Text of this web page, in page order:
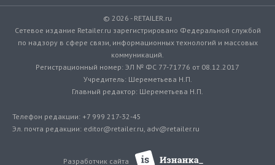
© 2026 - RETAILER.ru
Сетевое издание Retailer.ru зарегистрировано Федеральной службой
по надзору в сфере связи, информационных технологий и массовых
коммуникаций.
Регистрационный номер: ЭЛ № ФС 77-71776 от 08.12.2017
Учредитель: Шереметьева Н.П.
Главный редактор: Шереметьева Н.П.
Телефон редакции: +7 999 217-32-45
Эл. почта редакции: editor@retailer.ru, adv@retailer.ru
Разработчик сайта